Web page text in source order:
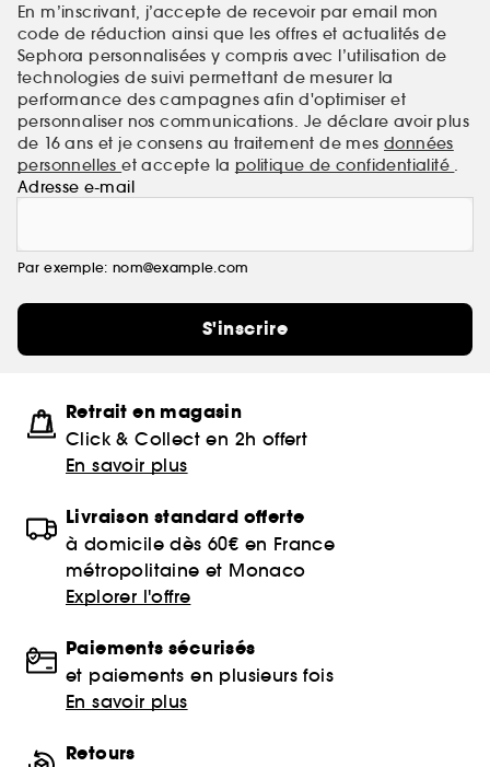
En m’inscrivant, j’accepte de recevoir par email mon
code de réduction ainsi que les offres et actualités de
Sephora personnalisées y compris avec l’utilisation de
technologies de suivi permettant de mesurer la
performance des campagnes afin d'optimiser et
personnaliser nos communications. Je déclare avoir plus
de 16 ans et je consens au traitement de mes données
personnelleset accepte la politique de confidentialité .
Adresse e-mail
Par exemple: nom@example.com
S'inscrire
Retrait en magasin
Click & Collect en 2h offert
En savoir plus
Livraison standard offerte
à domicile dès 60€ en France
métropolitaine et Monaco
Explorer l'offre
Paiements sécurisés
et paiements en plusieurs fois
En savoir plus
Retours